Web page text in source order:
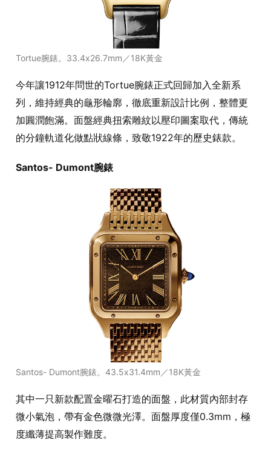
Tortue腕錶。33.4x26.7mm／18K黃金
今年讓1912年問世的Tortue腕錶正式回歸加入全新系
列，維持經典的龜形輪廓，徹底重新設計比例，整體更
加圓潤飽滿。面盤經典扭索雕紋以壓印圖案取代，傳統
的分鐘軌道化做點狀線條，致敬1922年的歷史錶款。
Santos- Dumont腕錶
Santos- Dumont腕錶。43.5x31.4mm／18K黃金
其中一只新款配置金曜石打造的面盤，此材質內部封存
微小氣泡，帶有金色微微光澤。面盤厚度僅0.3mm，極
度纖薄提高製作難度。